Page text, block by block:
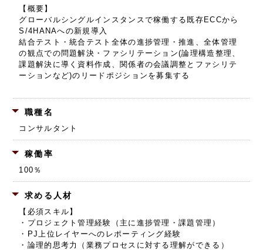
【概要】
グローバルシングルインスタンスで稼働する既存ECCから
S/4HANAへの新規導入
結合テスト・統合テスト全体の進捗管理・推進、全体管理
の観点での問題解決・ファシリテーション(論理構造整理、
課題解決に導く資料作成、関係者の会議調整とファシリテ
ーションなど)のリードポジションを募集する
職種名
コンサルタント
稼働率
100％
求める人材
【必須スキル】
・プロジェクト管理経験（主に進捗管理・課題管理）
・PJ上位レイヤーへのレポーティング経験
・論理的思考力（業務プロセスに対する理解ができる）